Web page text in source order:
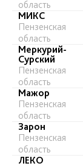
область
МИКС
Пензенская
область
Меркурий-
Сурский
Пензенская
область
Мажор
Пензенская
область
Зарон
Пензенская
область
ЛЕКО